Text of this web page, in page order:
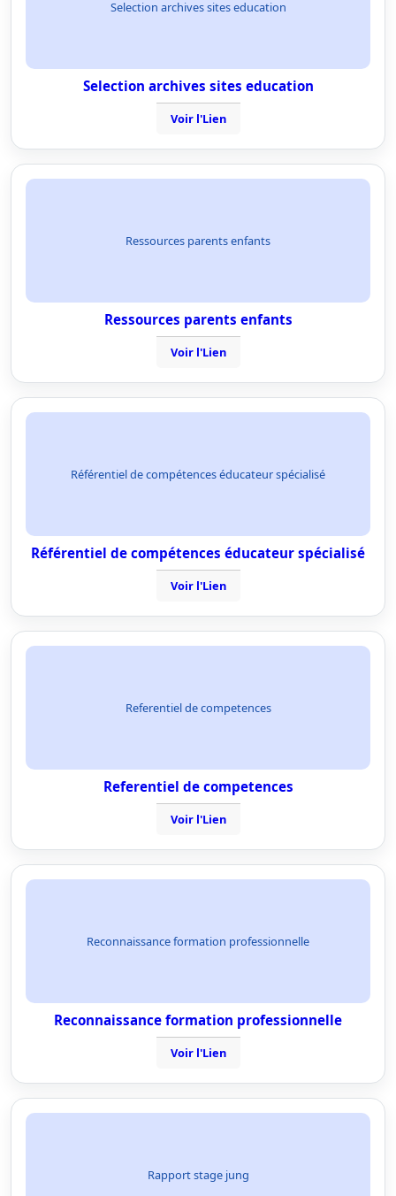
Selection archives sites education
Selection archives sites education
Voir l'Lien
Ressources parents enfants
Ressources parents enfants
Voir l'Lien
Référentiel de compétences éducateur spécialisé
Référentiel de compétences éducateur spécialisé
Voir l'Lien
Referentiel de competences
Referentiel de competences
Voir l'Lien
Reconnaissance formation professionnelle
Reconnaissance formation professionnelle
Voir l'Lien
Rapport stage jung